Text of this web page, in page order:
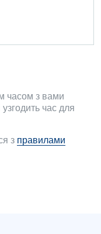
часом з вами
час для
з правилами